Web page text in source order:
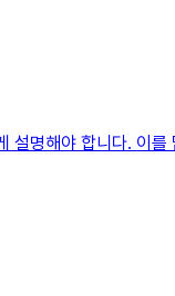
명해야 합니다. 이